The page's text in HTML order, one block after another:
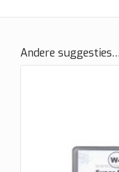
Andere suggesties…